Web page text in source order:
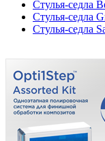
Стулья-седла
Стулья-седла
Стулья-седла